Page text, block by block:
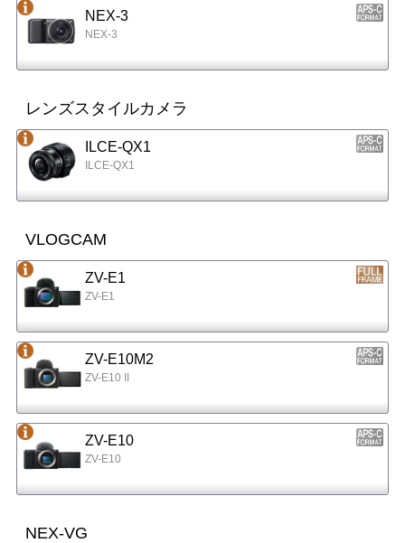
NEX-3
NEX-3
レンズスタイルカメラ
ILCE-QX1
ILCE-QX1
VLOGCAM
ZV-E1
ZV-E1
ZV-E10M2
ZV-E10 II
ZV-E10
ZV-E10
NEX-VG